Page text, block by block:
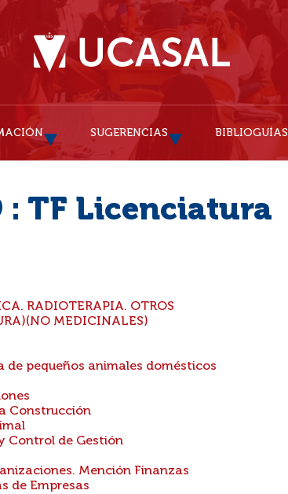
SUGERENCIAS BIBLIOGUÍAS
: TF Licenciatura
RADIOTERAPIA. OTROS
MEDICINALES)
de pequeños animales domésticos
Construcción
Control de Gestión
Mención Finanzas
de Empresas